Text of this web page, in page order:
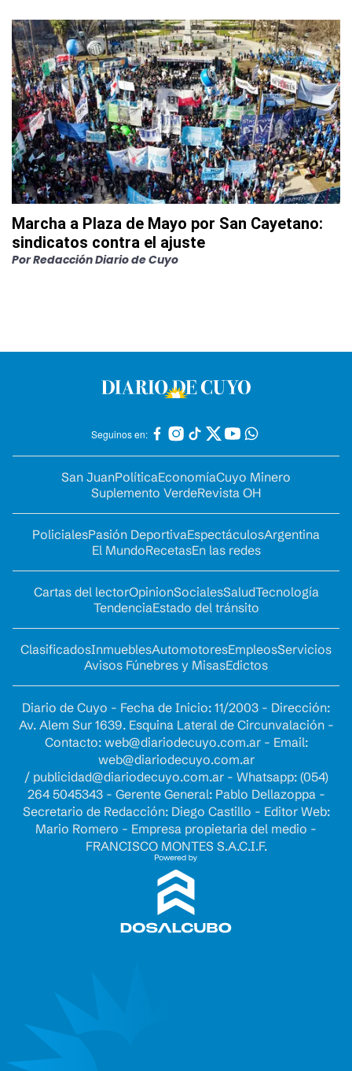
Marcha a Plaza de Mayo por San Cayetano:
sindicatos contra el ajuste
PorRedacción Diario de Cuyo
Seguinos en:
San JuanPolíticaEconomíaCuyo Minero
Suplemento VerdeRevista OH
PolicialesPasión DeportivaEspectáculosArgentina
El MundoRecetasEn las redes
Cartas del lectorOpinionSocialesSaludTecnología
TendenciaEstado del tránsito
ClasificadosInmueblesAutomotoresEmpleosServicios
Avisos Fúnebres y MisasEdictos
Diario de Cuyo - Fecha de Inicio: 11/2003 - Dirección:
Av. Alem Sur 1639. Esquina Lateral de Circunvalación -
Contacto: web@diariodecuyo.com.ar- Email:
web@diariodecuyo.com.ar
/ publicidad@diariodecuyo.com.ar- Whatsapp: (054)
264 5045343 - Gerente General: Pablo Dellazoppa -
Secretario de Redacción: Diego Castillo - Editor Web:
Mario Romero - Empresa propietaria del medio -
FRANCISCO MONTES S.A.C.I.F.